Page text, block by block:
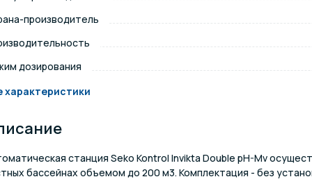
и подсветка для
производитель
дозирования
характеристики
станция Seko Kontrol Invikta Double pH-Mv
бассейнах объемом до 200 м3. Комплектация - без